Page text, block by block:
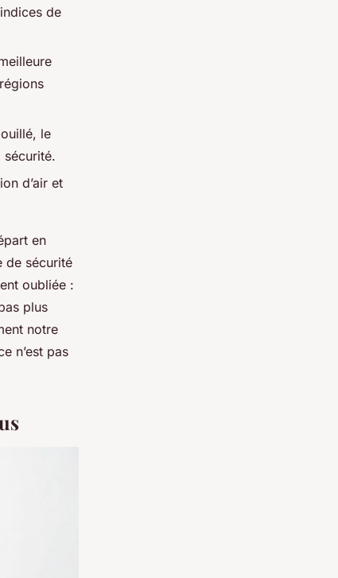
de
le
sécurité.
d’air et
en
de sécurité
oubliée :
plus
notre
n’est pas